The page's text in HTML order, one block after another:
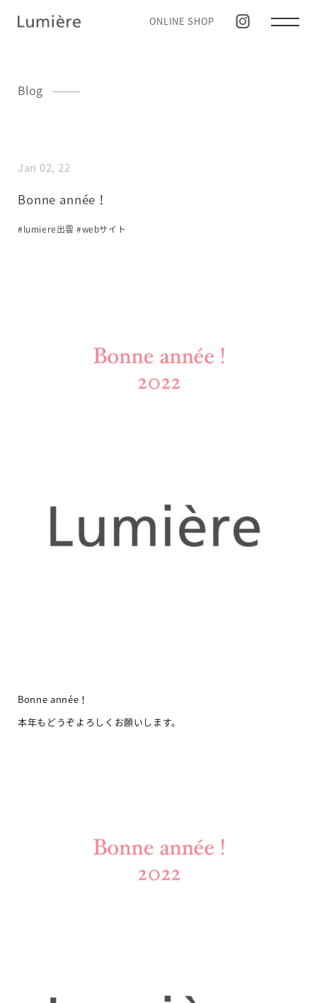
ONLINE SHOP
Blog
Jan 02, 22
Bonne année！
#lumiere出雲 #webサイト
Bonne année！
本年もどうぞよろしくお願いします。